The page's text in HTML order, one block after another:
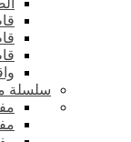
سلسلة